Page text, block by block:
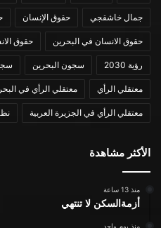
جمال خاشقجي حقوق الإنسان
حقوق الانسان في البحرين حقوق
رؤية 2030 سجون البحرين
معتقلي الرأي معتقلي الرأي في
معتقلي الرأي في الجزيرة العربية
الأكثر مشاهدة
منذ 13 ساعة
أزمةالسكن لا تنتهي
منذ يوم واحد